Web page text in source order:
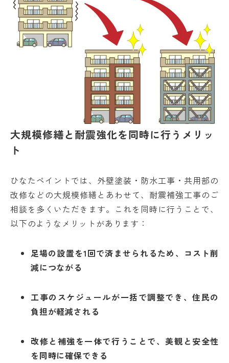
大規模修繕と耐震強化を同時に行うメリッ
ト
ひなたペイントでは、外壁塗装・防水工事・共用部の
改修などの大規模修繕とあわせて、耐震補強工事のご
相談を多くいただきます。これを同時に行うことで、
以下のようなメリットがあります：
足場の設置を1回で済ませられるため、コスト削
減につながる
工事のスケジュールが一括で調整でき、住民の
負担が軽減される
改修と補強を一体で行うことで、美観と安全性
を同時に確保できる